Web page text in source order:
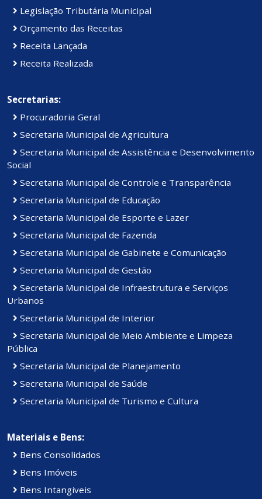
Legislação Tributária Municipal
Orçamento das Receitas
Receita Lançada
Receita Realizada
Secretarias:
Procuradoria Geral
Secretaria Municipal de Agricultura
Secretaria Municipal de Assistência e Desenvolvimento
Social
Secretaria Municipal de Controle e Transparência
Secretaria Municipal de Educação
Secretaria Municipal de Esporte e Lazer
Secretaria Municipal de Fazenda
Secretaria Municipal de Gabinete e Comunicação
Secretaria Municipal de Gestão
Secretaria Municipal de Infraestrutura e Serviços
Urbanos
Secretaria Municipal de Interior
Secretaria Municipal de Meio Ambiente e Limpeza
Pública
Secretaria Municipal de Planejamento
Secretaria Municipal de Saúde
Secretaria Municipal de Turismo e Cultura
Materiais e Bens:
Bens Consolidados
Bens Imóveis
Bens Intangiveis